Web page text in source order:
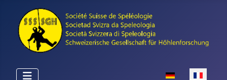
Sélectionnez